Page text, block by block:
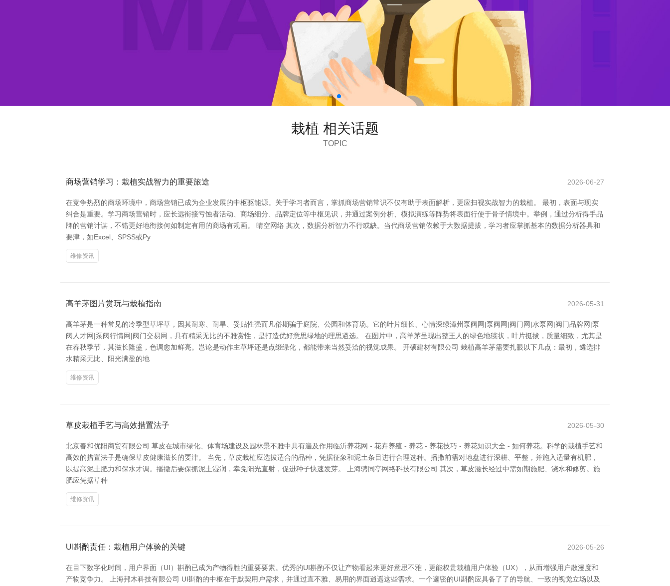
栽植 相关话题
TOPIC
商场营销学习：栽植实战智力的重要旅途 2026-06-27
在竞争热烈的商场环境中，商场营销已成为企业发展的中枢驱能源。关于学习者而言，掌抓商场营销常识不仅有助于表面解析，更应扫视实战智力的栽植。 最初，表面与现实
纠合是重要。学习商场营销时，应长远衔接亏蚀者活动、商场细分、品牌定位等中枢见识，并通过案例分析、模拟演练等阵势将表面行使于骨子情境中。举例，通过分析得手品
牌的营销计谋，不错更好地衔接何如制定有用的商场有规画。 晴空网络 其次，数据分析智力不行或缺。当代商场营销依赖于大数据提拔，学习者应掌抓基本的数据分析器具和
要津，如Excel、SPSS或Py
维修资讯
高羊茅图片赏玩与栽植指南 2026-05-31
高羊茅是一种常见的冷季型草坪草，因其耐寒、耐旱、妥贴性强而凡俗期骗于庭院、公园和体育场。它的叶片细长、心情深绿漳州泵阀网|泵阀网|阀门网|水泵网|阀门品牌网|泵
阀人才网|泵阀行情网|阀门交易网，具有精采无比的不雅赏性，是打造优好意思绿地的理思遴选。 在图片中，高羊茅呈现出整王人的绿色地毯状，叶片挺拔，质量细致，尤其是
在春秋季节，其滋长隆盛，色调愈加鲜亮。岂论是动作主草坪还是点缀绿化，都能带来当然妥洽的视觉成果。 开硕建材有限公司 栽植高羊茅需要扎眼以下几点：最初，遴选排
水精采无比、阳光满盈的地
维修资讯
草皮栽植手艺与高效措置法子 2026-05-30
北京春和优阳商贸有限公司 草皮在城市绿化、体育场建设及园林景不雅中具有遍及作用临沂养花网 - 花卉养殖 - 养花 - 养花技巧 - 养花知识大全 - 如何养花。科学的栽植手艺和
高效的措置法子是确保草皮健康滋长的要津。 当先，草皮栽植应选拔适合的品种，凭据征象和泥土条目进行合理选种。播撒前需对地盘进行深耕、平整，并施入适量有机肥，
以提高泥土肥力和保水才调。播撒后要保抓泥土湿润，幸免阳光直射，促进种子快速发芽。 上海骋同亭网络科技有限公司 其次，草皮滋长经过中需如期施肥、浇水和修剪。施
肥应凭据草种
维修资讯
UI斟酌责任：栽植用户体验的关键 2026-05-26
在目下数字化时间，用户界面（UI）斟酌已成为产物得胜的重要要素。优秀的UI斟酌不仅让产物看起来更好意思不雅，更能权贵栽植用户体验（UX），从而增强用户散漫度和
产物竞争力。 上海邦木科技有限公司 UI斟酌的中枢在于默契用户需求，并通过直不雅、易用的界面逍遥这些需求。一个邃密的UI斟酌应具备了了的导航、一致的视觉立场以及